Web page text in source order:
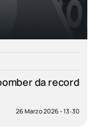
da record
26 Marzo 2026 - 13:30